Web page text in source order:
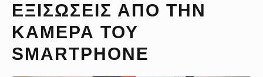
ΕΞΙΣΩΣΕΙΣ ΑΠΟ ΤΗΝ
ΚΑΜΕΡΑ ΤΟΥ
SMARTPHONE